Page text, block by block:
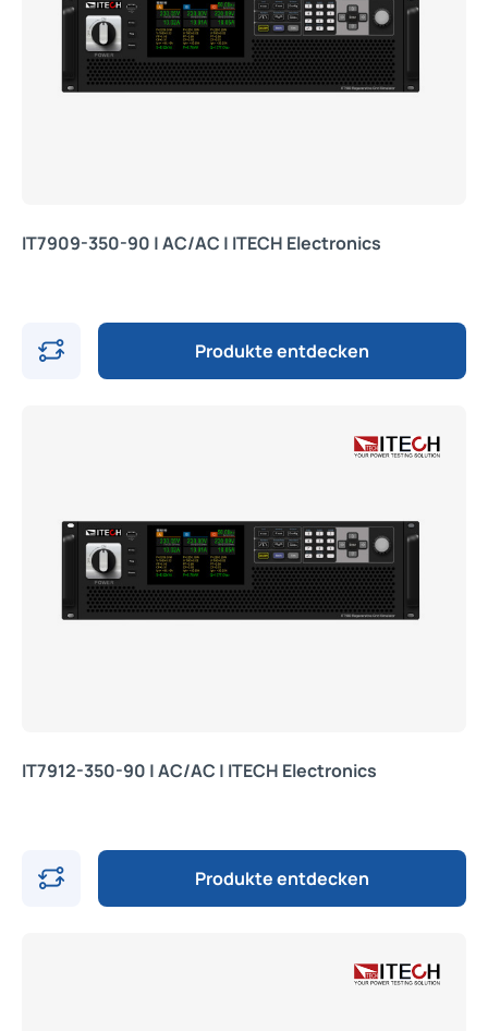
IT7909-350-90 | AC/AC | ITECH Electronics
Produkte entdecken
IT7912-350-90 | AC/AC | ITECH Electronics
Produkte entdecken